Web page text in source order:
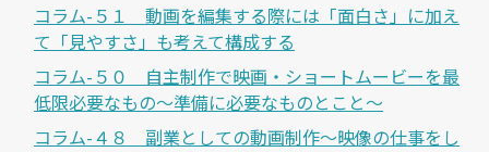
コラム-５１ 動画を編集する際には「面白さ」に加え
て「見やすさ」も考えて構成する
コラム-５０ 自主制作で映画・ショートムービーを最
低限必要なもの～準備に必要なものとこと～
コラム-４８ 副業としての動画制作～映像の仕事をし